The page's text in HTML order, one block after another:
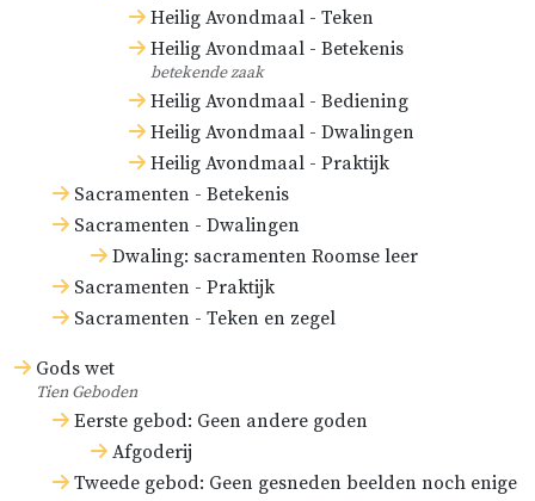
Heilig Avondmaal - Teken
Heilig Avondmaal - Betekenis
betekende zaak
Heilig Avondmaal - Bediening
Heilig Avondmaal - Dwalingen
Heilig Avondmaal - Praktijk
Sacramenten - Betekenis
Sacramenten - Dwalingen
Dwaling: sacramenten Roomse leer
Sacramenten - Praktijk
Sacramenten - Teken en zegel
Gods wet
Tien Geboden
Eerste gebod: Geen andere goden
Afgoderij
Tweede gebod: Geen gesneden beelden noch enige